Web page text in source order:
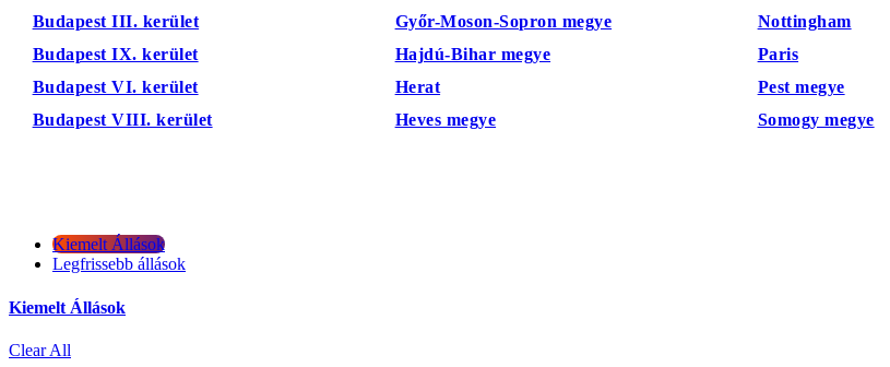
Budapest III. kerület
Budapest IX. kerület
Budapest VI. kerület
Budapest VIII. kerület
Győr-Moson-Sopron megye
Hajdú-Bihar megye
Herat
Heves megye
Nottingham
Paris
Pest megye
Somogy megye
Kiemelt Állások
Legfrissebb állások
Kiemelt Állások
Clear All